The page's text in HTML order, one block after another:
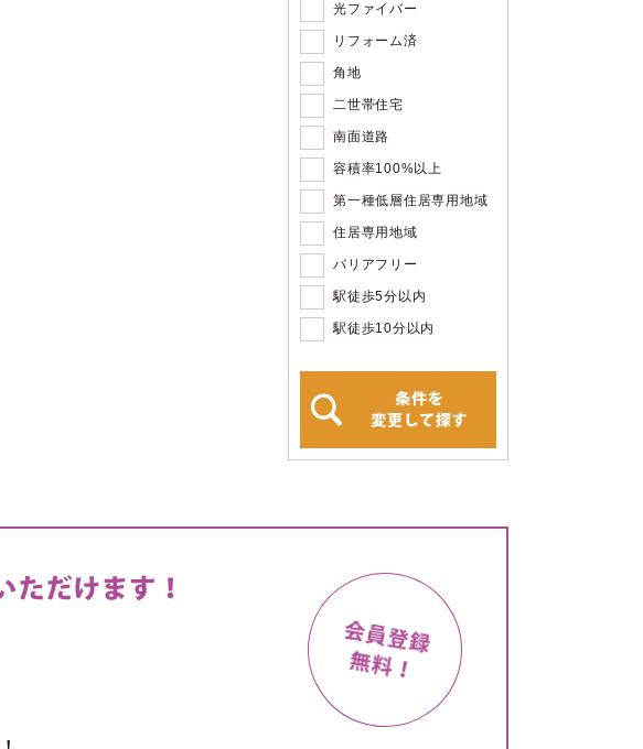
光ファイバー
リフォーム済
角地
二世帯住宅
南面道路
容積率100%以上
第一種低層住居専用地域
住居専用地域
バリアフリー
駅徒歩5分以内
駅徒歩10分以内